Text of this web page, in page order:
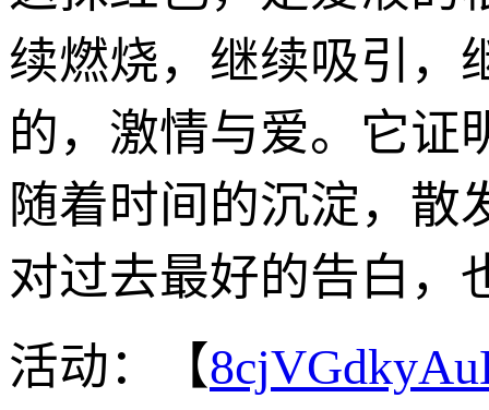
续燃烧，继续吸引，
的，激情与爱。它证
随着时间的沉淀，散
对过去最好的告白，
活动：【